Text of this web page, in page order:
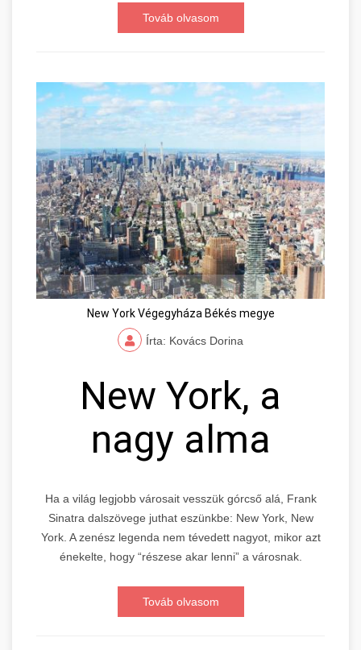
Továb olvasom
New York Végegyháza Békés megye
Írta: Kovács Dorina
New York, a
nagy alma
Ha a világ legjobb városait vesszük górcső alá, Frank
Sinatra dalszövege juthat eszünkbe: New York, New
York. A zenész legenda nem tévedett nagyot, mikor azt
énekelte, hogy “részese akar lenni” a városnak.
Továb olvasom